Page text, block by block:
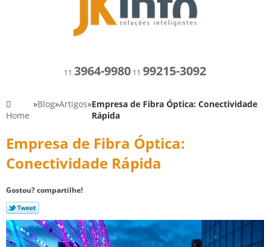
11 3964-9980 11 99215-3092
Home
»Blog»Artigos»Empresa de Fibra Óptica: Conectividade
Rápida
Empresa de Fibra Óptica:
Conectividade Rápida
Gostou? compartilhe!